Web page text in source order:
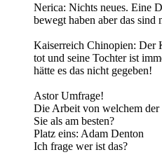
Nerica: Nichts neues. Eine
bewegt haben aber das sind
Kaiserreich Chinopien: Der
tot und seine Tochter ist
hätte es das nicht gegeben!
Astor Umfrage!
Die Arbeit von welchem der
Sie als am besten?
Platz eins: Adam Denton
Ich frage wer ist das?